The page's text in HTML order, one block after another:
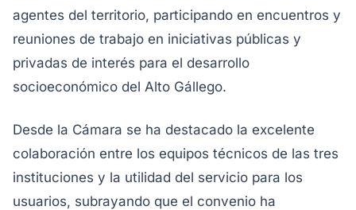
agentes del territorio, participando en encuentros y
reuniones de trabajo en iniciativas públicas y
privadas de interés para el desarrollo
socioeconómico del Alto Gállego.
Desde la Cámara se ha destacado la excelente
colaboración entre los equipos técnicos de las tres
instituciones y la utilidad del servicio para los
usuarios, subrayando que el convenio ha